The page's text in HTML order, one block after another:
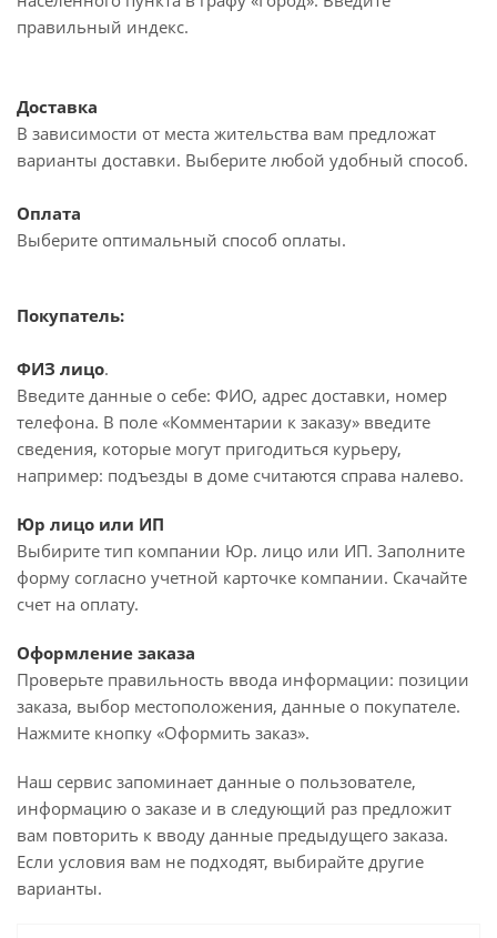
правильный индекс.
Доставка
В зависимости от места жительства вам предложат
варианты доставки. Выберите любой удобный способ.
Оплата
Выберите оптимальный способ оплаты.
Покупатель:
ФИЗ лицо.
Введите данные о себе: ФИО, адрес доставки, номер
телефона. В поле «Комментарии к заказу» введите
сведения, которые могут пригодиться курьеру,
например: подъезды в доме считаются справа налево.
Юр лицо или ИП
Выбирите тип компании Юр. лицо или ИП. Заполните
форму согласно учетной карточке компании. Скачайте
счет на оплату.
Оформление заказа
Проверьте правильность ввода информации: позиции
заказа, выбор местоположения, данные о покупателе.
Нажмите кнопку «Оформить заказ».
Наш сервис запоминает данные о пользователе,
информацию о заказе и в следующий раз предложит
вам повторить к вводу данные предыдущего заказа.
Если условия вам не подходят, выбирайте другие
варианты.